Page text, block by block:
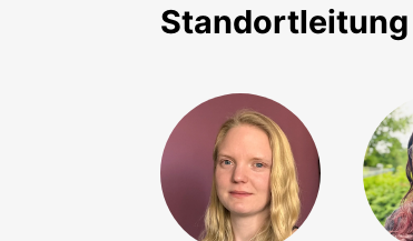
Standortleitung